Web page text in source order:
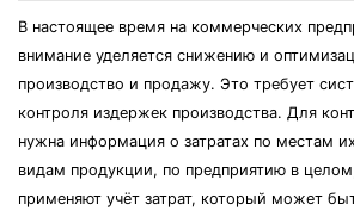
В настоящее время на коммерческих
внимание уделяется снижению и
производство и продажу. Это требует
контроля издержек производства. Для
нужна информация о затратах по местам
видам продукции, по предприятию в
применяют учёт затрат, который может